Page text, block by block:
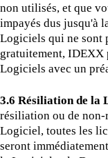
non utilisés, et que
impayés dus jusqu'à
Logiciels qui ne sont
gratuitement, IDEXX
Logiciels avec un
3.6 Résiliation de la
résiliation ou de non-
Logiciel, toutes les
seront